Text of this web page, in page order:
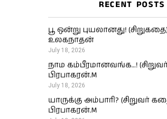
RECENT POSTS
பூ ஒன்று புயலானது! (சிறுகதை)
உலகநாதன்
July 18, 2026
நாம கம்பீரமானவங்க…!
பிரபாகரன்.M
July 18, 2026
யாருக்கு அம்பாரி? (சிறுவர்
பிரபாகரன்.M